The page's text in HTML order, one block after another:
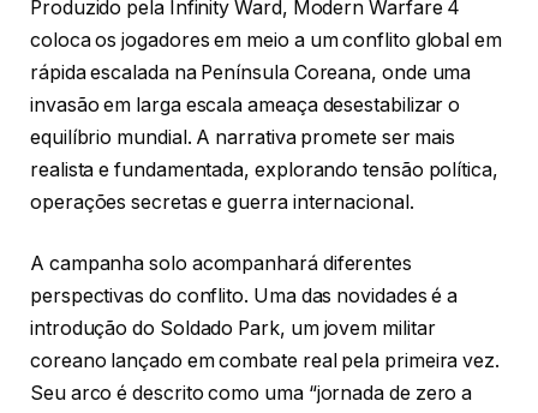
Produzido pela Infinity Ward, Modern Warfare 4
coloca os jogadores em meio a um conflito global em
rápida escalada na Península Coreana, onde uma
invasão em larga escala ameaça desestabilizar o
equilíbrio mundial. A narrativa promete ser mais
realista e fundamentada, explorando tensão política,
operações secretas e guerra internacional.
A campanha solo acompanhará diferentes
perspectivas do conflito. Uma das novidades é a
introdução do Soldado Park, um jovem militar
coreano lançado em combate real pela primeira vez.
Seu arco é descrito como uma “jornada de zero a